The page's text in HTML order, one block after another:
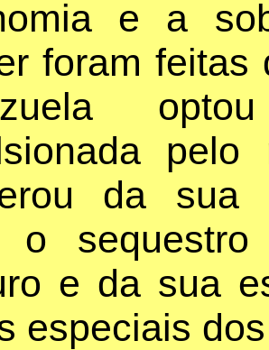
e a
foram feitas
da sua
o
e da sua
especiais